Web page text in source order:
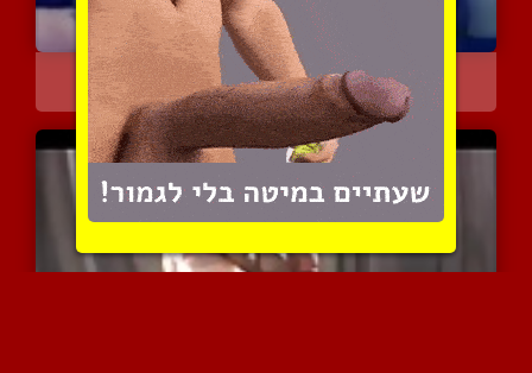
הומו צעיר נהנה לקבל קצת ...
12234 צפיות | 4 המלצות